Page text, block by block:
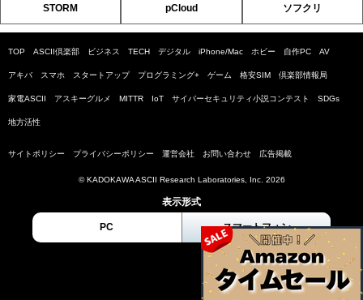
STORM pCloud ソフクリ
TOP ASCII倶楽部 ビジネス TECH デジタル iPhone/Mac ホビー 自作PC AV
アキバ スマホ スタートアップ プログラミング+ ゲーム 格安SIM 倶楽部情報局
家電ASCII アスキーグルメ MITTR IoT サイバーセキュリティ小説コンテスト SDGs
地方活性
サイトポリシー プライバシーポリシー 運営会社 お問い合わせ 広告掲載
© KADOKAWA ASCII Research Laboratories, Inc. 2026
表示形式
PC スマートフォン